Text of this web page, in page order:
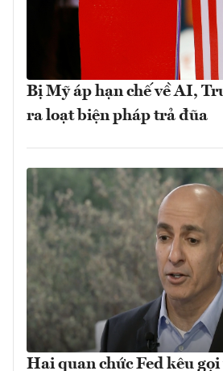
Bị Mỹ áp hạn chế về AI,
ra loạt biện pháp trả đũa
Hai quan chức Fed kêu